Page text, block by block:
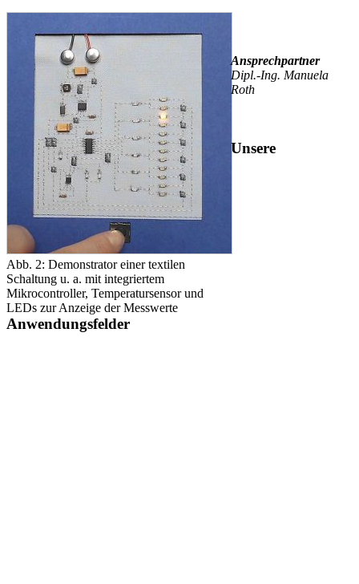
Abb. 2: Demonstrator einer textilen
Schaltung u. a. mit integriertem
Mikrocontroller, Temperatursensor und
LEDs zur Anzeige der Messwerte
Ansprechpartner
Dipl.-Ing. Manuela
Roth
Unsere
Anwendungsfelder